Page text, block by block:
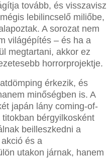
tovább, és visszavisz
lebilincselő miliőbe,
A sorozat nem
világépítés – és ha a
megtartani, akkor ez
horrorprojektje.
érkezik, és
minőségben is. A
japán lány coming-of-
bérgyilkosként
beilleszkedni a
és a
utakon járnak, hanem